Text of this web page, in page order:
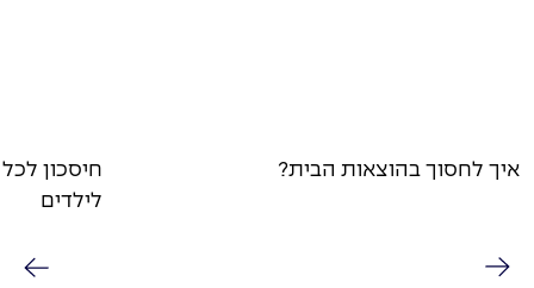
איך לחסוך בהוצאות הבית?
חיסכון
לילדים